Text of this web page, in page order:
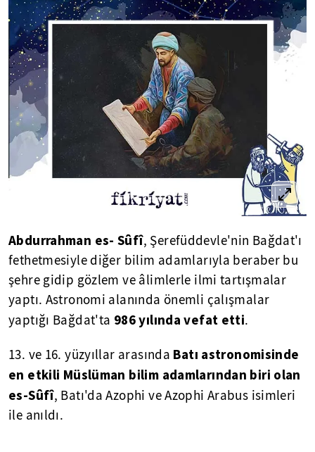
Abdurrahman es- Sûfî, Şerefüddevle'nin Bağdat'ı
fethetmesiyle diğer bilim adamlarıyla beraber bu
şehre gidip gözlem ve âlimlerle ilmi tartışmalar
yaptı. Astronomi alanında önemli çalışmalar
yaptığı Bağdat'ta 986 yılında vefat etti.
13. ve 16. yüzyıllar arasında Batı astronomisinde
en etkili Müslüman bilim adamlarından biri olan
es-Sûfî, Batı'da Azophi ve Azophi Arabus isimleri
ile anıldı.